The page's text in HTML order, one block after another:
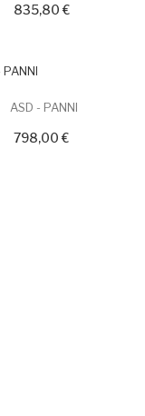
835,80 €
ASD - PANNI
798,00 €